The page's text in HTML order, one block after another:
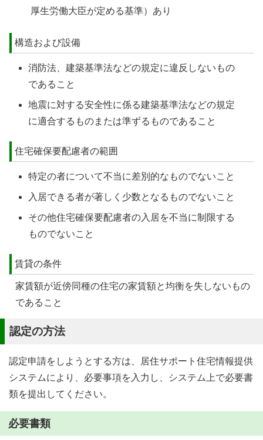
厚生労働大臣が定める基準）あり
構造および設備
消防法、建築基準法などの規定に違反しないもの
であること
地震に対する安全性に係る建築基準法などの規定
に適合するものまたは準ずるものであること
住宅確保要配慮者の範囲
特定の者について不当に差別的なものでないこと
入居できる者が著しく少数となるものでないこと
その他住宅確保要配慮者の入居を不当に制限する
ものでないこと
賃貸の条件
家賃額が近傍同種の住宅の家賃額と均衡を失しないもの
であること
認定の方法
認定申請をしようとする方は、居住サポート住宅情報提供
システムにより、必要事項を入力し、システム上で必要書
類を提出してください。
必要書類